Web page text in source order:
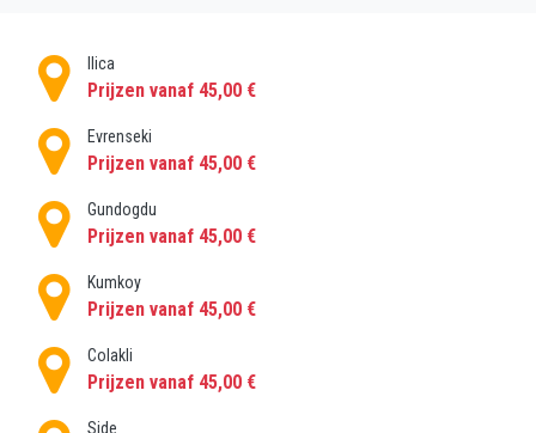
transfer!
Kies uit een reeks voertuigcapaciteiten om
gemakkelijke transferkosten voor individuele
passagiers of grotere groepen mogelijk te maken.
Als u op zoek bent naar een VIP / Executive-transfer,
bieden we in de meeste steden luxe voertuigen aan
Ilica
Prijzen vanaf 45,00 €
Evrenseki
Prijzen vanaf 45,00 €
Gundogdu
Prijzen vanaf 45,00 €
Kumkoy
Prijzen vanaf 45,00 €
Colakli
Prijzen vanaf 45,00 €
Side